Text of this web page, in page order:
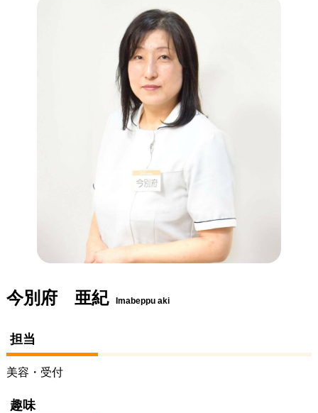
今別府 亜紀 Imabeppu aki
担当
美容・受付
趣味